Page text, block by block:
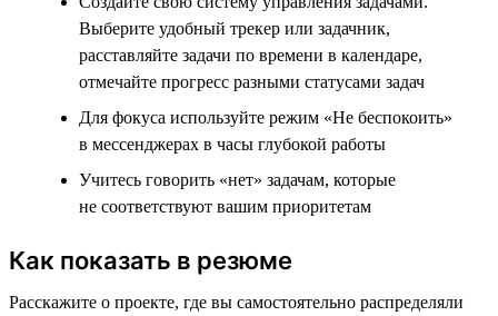
Выберите удобный трекер или задачник,
расставляйте задачи по времени в календаре,
отмечайте прогресс разными статусами задач
Для фокуса используйте режим «Не беспокоить»
в мессенджерах в часы глубокой работы
Учитесь говорить «нет» задачам, которые
не соответствуют вашим приоритетам
Как показать в резюме
Расскажите о проекте, где вы самостоятельно распределяли